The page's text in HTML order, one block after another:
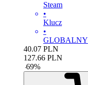
Steam
•
Klucz
•
GLOBALNY
40.07 PLN
127.66 PLN
-69%